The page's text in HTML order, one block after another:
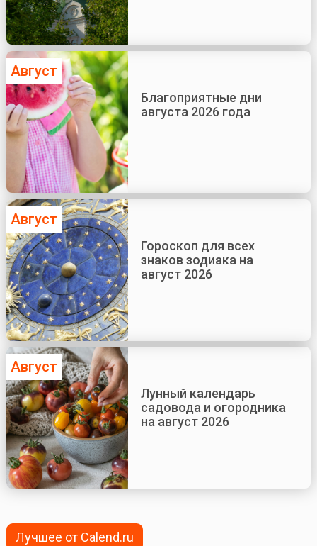
Август
Благоприятные дни
августа 2026 года
Август
Гороскоп для всех
знаков зодиака на
август 2026
Август
Лунный календарь
садовода и огородника
на август 2026
Лучшее от Calend.ru